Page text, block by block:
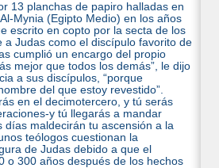
13 planchas de papiro halladas en
Mynia (Egipto Medio) en los años
escrito en copto por la secta de los
a Judas como el discípulo favorito de
cumplió un encargo del propio
mejor que todos los demás”, le dijo
a sus discípulos, “porque
del que estoy revestido”.
en el decimotercero, y tú serás
y tú llegarás a mandar
días maldecirán tu ascensión a la
teólogos cuestionan la
de Judas debido a que el
o 300 años después de los hechos